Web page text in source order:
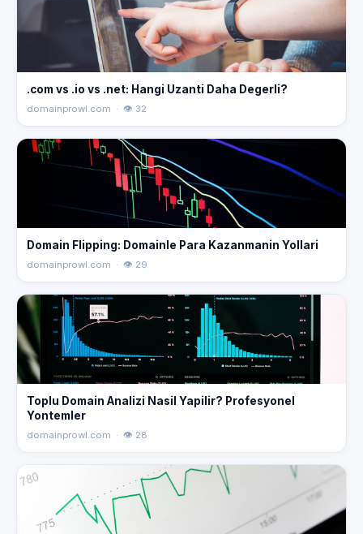
.com vs .io vs .net: Hangi Uzanti Daha Degerli?
domainprowl.com · 👁 32
Domain Flipping: Domainle Para Kazanmanin Yollari
domainprowl.com · 👁 29
Toplu Domain Analizi Nasil Yapilir? Profesyonel
Yontemler
domainprowl.com · 👁 28